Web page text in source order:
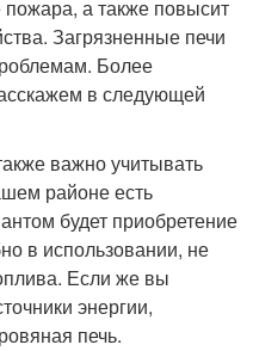
пожара, а также повысит
Загрязненные печи
Более
в следующей
важно учитывать
районе есть
будет приобретение
в использовании, не
Если же вы
энергии,
печь.